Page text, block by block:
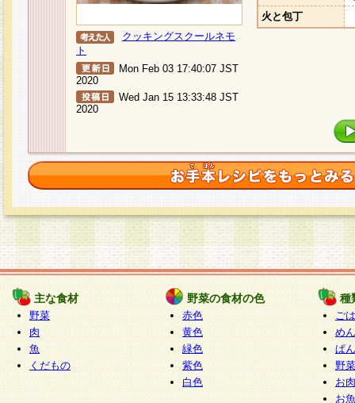
クッキングスクールネモ
ト
Mon Feb 03 17:40:07 JST
2020
Wed Jan 15 13:33:48 JST
2020
火と包丁
主な食材
野菜
肉
魚
くだもの
野菜の食材の色
赤色
黄色
緑色
紫色
白色
種
ご
めん
ぱん
野
お
お